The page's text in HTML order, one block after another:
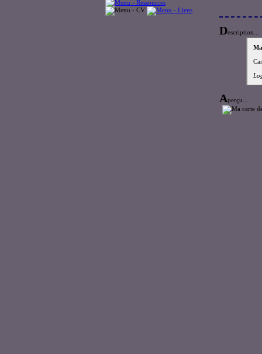
Description...
Aperçu...